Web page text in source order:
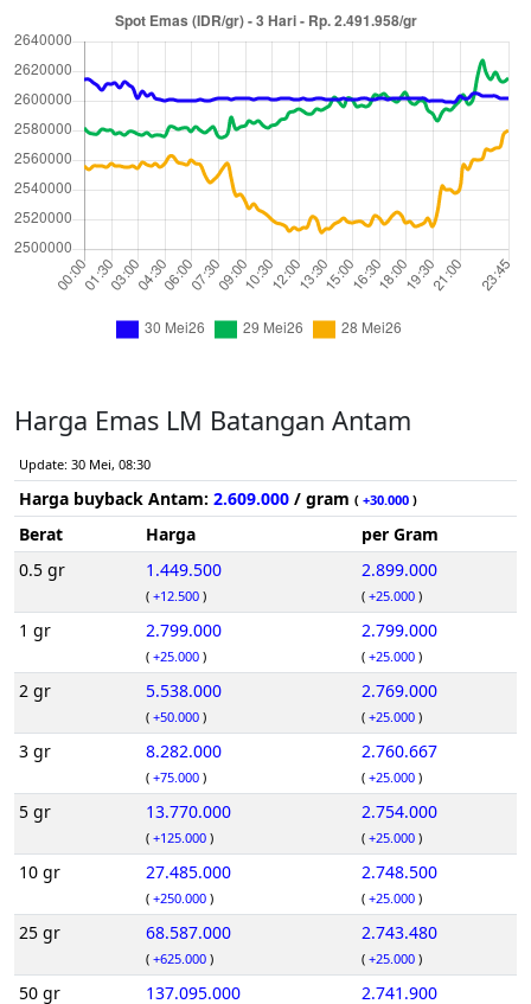
Harga Emas LM Batangan Antam
Update: 30 Mei, 08:30
Harga buyback Antam: 2.609.000 / gram ( +30.000 )
Berat Harga
per Gram
0.5 gr
1.449.500
( +12.500 )
2.899.000
( +25.000 )
1 gr 2.799.000
( +25.000 )
2.799.000
( +25.000 )
2 gr 5.538.000
( +50.000 )
2.769.000
( +25.000 )
3 gr 8.282.000
( +75.000 )
2.760.667
( +25.000 )
5 gr 13.770.000
( +125.000 )
2.754.000
( +25.000 )
10 gr 27.485.000
( +250.000 )
2.748.500
( +25.000 )
25 gr 68.587.000
( +625.000 )
2.743.480
( +25.000 )
50 gr 137.095.000 2.741.900